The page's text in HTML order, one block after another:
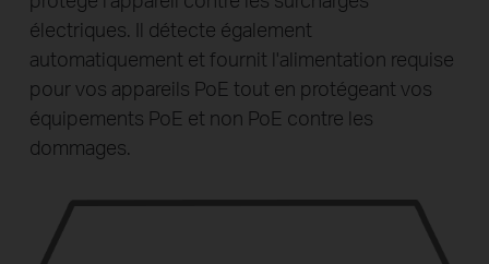
électriques. Il détecte également
automatiquement et fournit l'alimentation requise
pour vos appareils PoE tout en protégeant vos
équipements PoE et non PoE contre les
dommages.